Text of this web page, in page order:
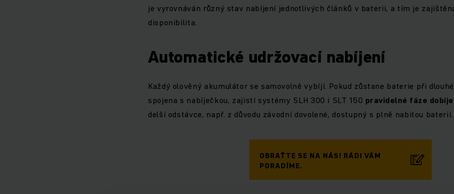
je vyrovnáván různý stav nabíjení jednotlivých článků v baterii, a tím je
disponibilita.
Automatické udržovací nabíjení
Každý olověný akumulátor se samovolně vybíjí. Pokud zůstane baterie při
spojena s nabíječkou, zajistí systémy SLH 300 i SLT 150 pravidelné fáze
delší odstávce, např. z důvodu závodní dovolené, dostupný s plně nabitou baterií.
OBRAŤTE SE NA NÁS! RÁDI VÁM
PORADÍME.